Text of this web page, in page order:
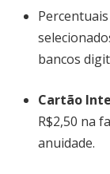
bancos
Cartão
R$2,50 na
anuidade.